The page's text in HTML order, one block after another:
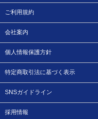
ご利用規約
会社案内
個人情報保護方針
特定商取引法に基づく表示
SNSガイドライン
採用情報